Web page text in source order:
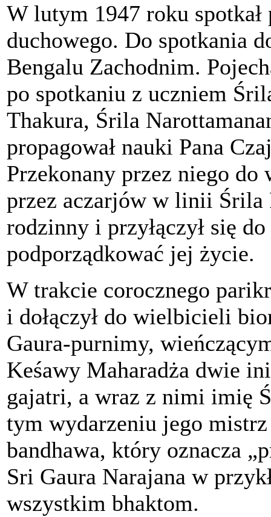
W lutym 1947 roku
duchowego. Do spotkania
Bengalu Zachodnim.
po spotkaniu z uczniem
Thakura, Śrila
propagował nauki Pana
Przekonany przez niego
przez aczarjów w linii Śrila
rodzinny i przyłączył się
podporządkować jej życie.
W trakcie corocznego
i dołączył do wielbicieli
Gaura-purnimy,
Keśawy Maharadża dwie
gajatri, a wraz z nimi imię
tym wydarzeniu jego mistrz
bandhawa, który oznacza
Sri Gaura Narajana w
wszystkim bhaktom.